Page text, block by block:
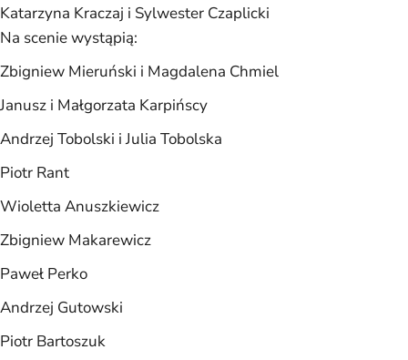
Katarzyna Kraczaj i Sylwester Czaplicki
Na scenie wystąpią:
Zbigniew Mieruński i Magdalena Chmiel
Janusz i Małgorzata Karpińscy
Andrzej Tobolski i Julia Tobolska
Piotr Rant
Wioletta Anuszkiewicz
Zbigniew Makarewicz
Paweł Perko
Andrzej Gutowski
Piotr Bartoszuk